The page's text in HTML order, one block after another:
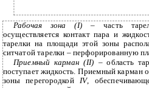
Рабочая зона (I) –часть
осуществляется контакт пара и
тарелки на площади этой зоны
ситчатой тарелки – перфорированную
Приемный карман (II) – область
поступает жидкость. Приемный карман
зоны перегородкой IV,